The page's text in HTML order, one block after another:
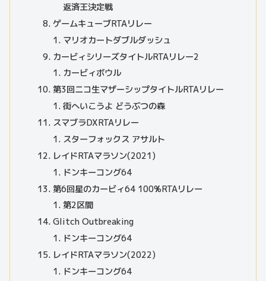
返済王決定戦
ゲームキューブRTAリレー
マリオカートダブルダッシュ
カービィシリーズタイトルRTAリレー2
カービィボウル
第3回ニコ生マザーシップタイトルRTAリレー
街へいこうよ どうぶつの森
スマブラDXRTAリレー
スターフォックス アサルト
レイドRTAマラソン(2021)
ドンキーコング64
第6回星のカービィ64 100%RTAリレー
第2区間
Glitch Outbreaking
ドンキーコング64
レイドRTAマラソン(2022)
ドンキーコング64